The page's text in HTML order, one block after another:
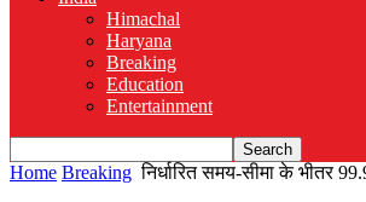
Himachal
Haryana
Breaking
Education
Entertainment
Home Breaking निर्धारित समय-सीमा के भीतर